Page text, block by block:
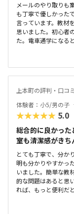
メールのやり取りも
も丁寧で優しかった
言っています。教材
思いました。初心者
た。電車通学になる
と思います。子ども
り良いです。とても
感じました。他のプ
れませんが、設備に
と感じました。ロボ
もがとても楽しかっ
上本町の評判・口コミ
体験者：小5/男の子
★★★★★ 5.0
総合的に良かった
室も清潔感がきち
とても丁寧で、分か
明も分かりやすかっ
いました。簡単な教
的な問題はあると思
れば、もっと便利だ
気を遣っていて、と
習い事と比較すると